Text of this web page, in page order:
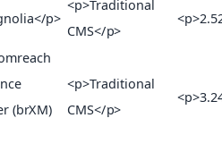
p>
<p>Traditional
CMS</p>
(brXM)
<p>Traditional
CMS</p>